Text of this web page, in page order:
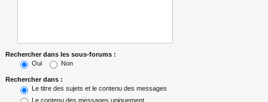
Rechercher dans les sous-forums :
Oui
Non
Rechercher dans :
Le titre des sujets et le contenu des messages
Le contenu des messages uniquement